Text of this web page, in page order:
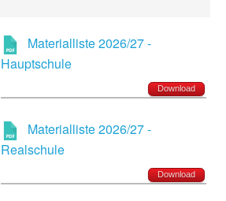
Materialliste 2026/27 -
Hauptschule
Download
Materialliste 2026/27 -
Realschule
Download